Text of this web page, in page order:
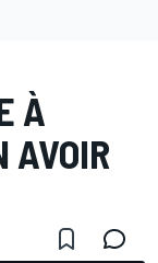
À
AVOIR